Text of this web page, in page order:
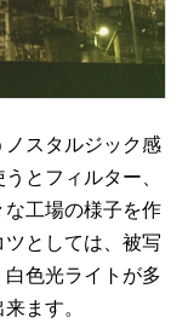
スタルジック感
とフィルター、
工場の様子を作
としては、被写
色光ライトが多
ます。